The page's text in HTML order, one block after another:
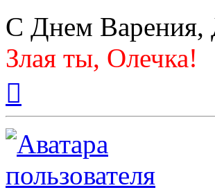
С Днем Варения,
Злая ты, Олечка!
началу